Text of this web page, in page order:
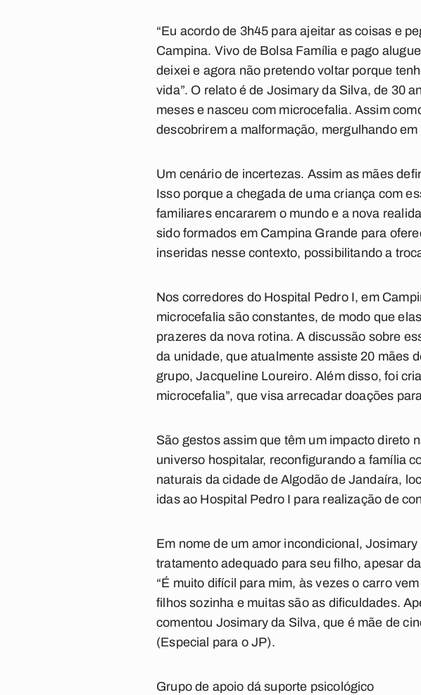
“Eu acordo de 3h45 para ajeitar as coisas e
Campina. Vivo de Bolsa Família e pago
deixei e agora não pretendo voltar porque
vida”. O relato é de Josimary da Silva, de 30
meses e nasceu com microcefalia. Assim
descobrirem a malformação, mergulhando
Um cenário de incertezas. Assim as mães
Isso porque a chegada de uma criança com
familiares encararem o mundo e a nova
sido formados em Campina Grande para
inseridas nesse contexto, possibilitando a
Nos corredores do Hospital Pedro I, em
microcefalia são constantes, de modo que
prazeres da nova rotina. A discussão sobre
da unidade, que atualmente assiste 20 mães
grupo, Jacqueline Loureiro. Além disso, foi
microcefalia”, que visa arrecadar doações
São gestos assim que têm um impacto direto
universo hospitalar, reconfigurando a família
naturais da cidade de Algodão de Jandaíra,
idas ao Hospital Pedro I para realização de
Em nome de um amor incondicional,
tratamento adequado para seu filho, apesar
“É muito difícil para mim, às vezes o carro
filhos sozinha e muitas são as dificuldades.
comentou Josimary da Silva, que é mãe de
(Especial para o JP).
Grupo de apoio dá suporte psicológico